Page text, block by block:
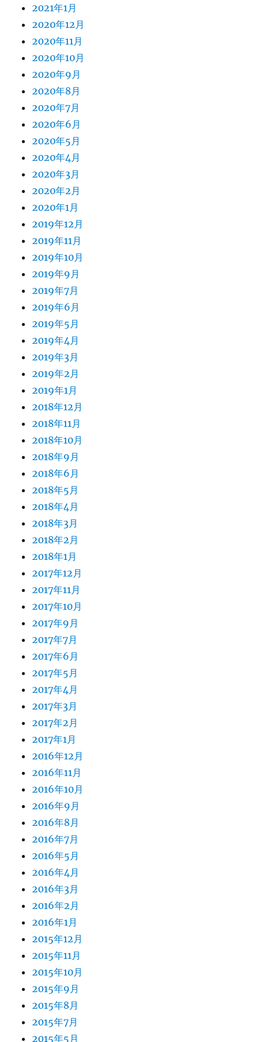
2021年1月
2020年12月
2020年11月
2020年10月
2020年9月
2020年8月
2020年7月
2020年6月
2020年5月
2020年4月
2020年3月
2020年2月
2020年1月
2019年12月
2019年11月
2019年10月
2019年9月
2019年7月
2019年6月
2019年5月
2019年4月
2019年3月
2019年2月
2019年1月
2018年12月
2018年11月
2018年10月
2018年9月
2018年6月
2018年5月
2018年4月
2018年3月
2018年2月
2018年1月
2017年12月
2017年11月
2017年10月
2017年9月
2017年7月
2017年6月
2017年5月
2017年4月
2017年3月
2017年2月
2017年1月
2016年12月
2016年11月
2016年10月
2016年9月
2016年8月
2016年7月
2016年5月
2016年4月
2016年3月
2016年2月
2016年1月
2015年12月
2015年11月
2015年10月
2015年9月
2015年8月
2015年7月
2015年5月